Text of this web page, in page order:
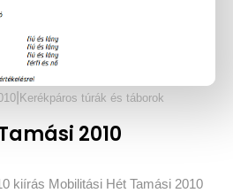
Kerékpáros túrák és táborok
2010
kiírás Mobilitási Hét Tamási 2010